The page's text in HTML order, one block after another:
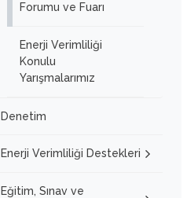
Forumu ve Fuarı
Enerji Verimliliği
Konulu
Yarışmalarımız
Denetim
Enerji Verimliliği Destekleri
Eğitim, Sınav ve